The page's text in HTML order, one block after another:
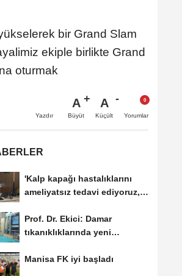
bir Grand Slam
ekiple birlikte Grand
oturmak
Yazdır
A
Büyüt
A
Küçült Yorumlar
'Kalp kapağı hastalıklarını
ameliyatsız tedavi ediyoruz,
Prof. Dr. Ekici: Damar
tıkanıklıklarında yeni
Manisa FK iyi başladı